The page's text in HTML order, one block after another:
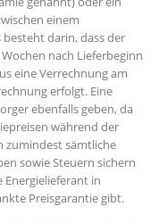
einem
darin, dass der
nach Lieferbeginn
eine Verrechnung am
erfolgt. Eine
ebenfalls geben, da
während der
zumindest sämtliche
sowie Steuern sichern
Energielieferant in
Preisgarantie gibt.